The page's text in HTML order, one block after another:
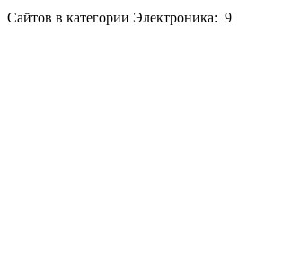
Сайтов в категории Электроника: 9